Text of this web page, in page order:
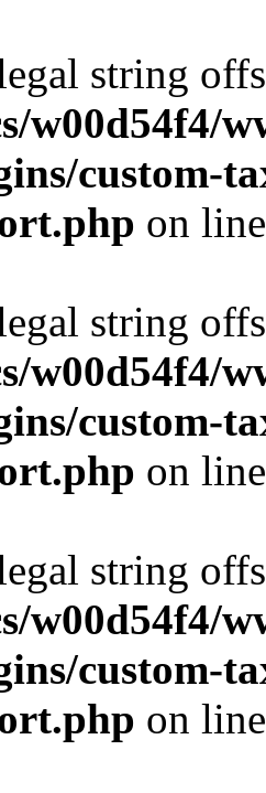
string
w00d54f4/
custom-
on
string
w00d54f4/
custom-
on
string
w00d54f4/
custom-
on